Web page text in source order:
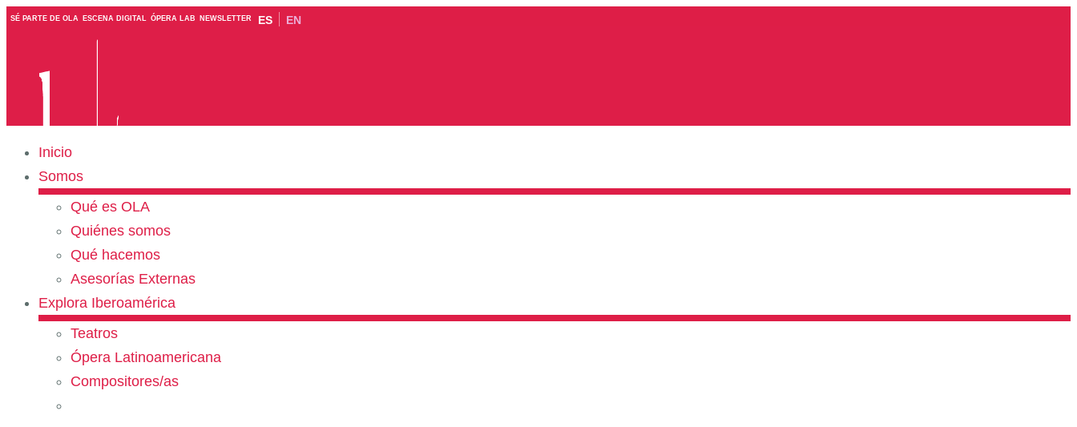
SÉ PARTE DE OLA ESCENA DIGITAL ÓPERA LAB NEWSLETTER ES EN
Inicio
Somos
Qué es OLA
Quiénes somos
Qué hacemos
Asesorías Externas
Explora Iberoamérica
Teatros
Ópera Latinoamericana
Compositores/as